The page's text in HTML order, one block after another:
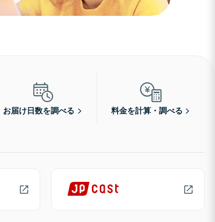
お届け日数を調べる 料金を計算・調べる